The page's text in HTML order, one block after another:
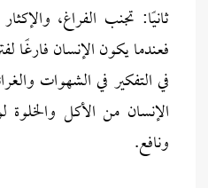
ثانيًا: تجنب الفراغ،
فعندما يكون الإنسان فارغًا
في التفكير في الشهوات
الإنسان من الأكل
ونافع.